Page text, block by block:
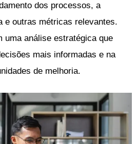
dos processos, a
e outras métricas relevantes.
uma análise estratégica que
mais informadas e na
de melhoria.